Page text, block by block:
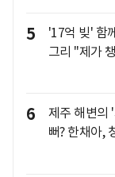
5
'17억 빚' 함
그리 "제가
6
제주 해변의
뻐? 한채아,